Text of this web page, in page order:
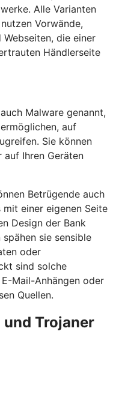
Alle Varianten
Vorwände,
die einer
Händlerseite
Malware genannt,
auf
Sie können
Ihren Geräten
Betrügende auch
einer eigenen Seite
Design der Bank
sie sensible
oder
sind solche
Mail-Anhängen oder
Quellen.
Trojaner